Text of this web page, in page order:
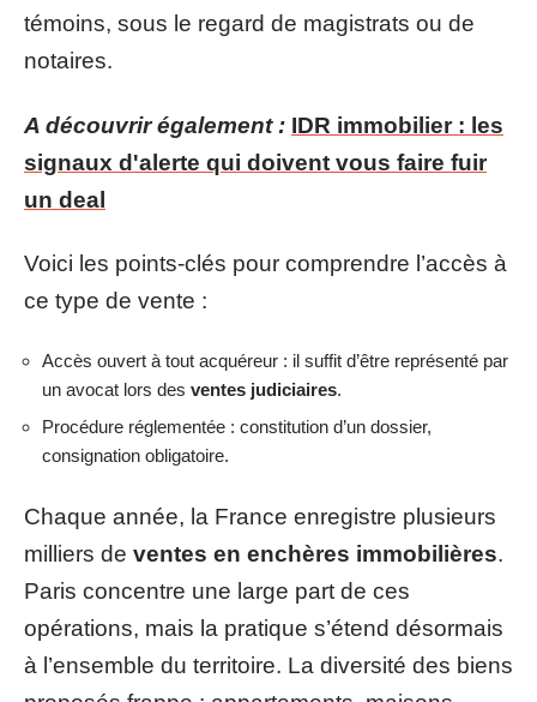
témoins, sous le regard de magistrats ou de
notaires.
A découvrir également : IDR immobilier : les
signaux d'alerte qui doivent vous faire fuir
un deal
Voici les points-clés pour comprendre l’accès à
ce type de vente :
Accès ouvert à tout acquéreur : il suffit d’être représenté par
un avocat lors des ventes judiciaires.
Procédure réglementée : constitution d’un dossier,
consignation obligatoire.
Chaque année, la France enregistre plusieurs
milliers de ventes en enchères immobilières.
Paris concentre une large part de ces
opérations, mais la pratique s’étend désormais
à l’ensemble du territoire. La diversité des biens